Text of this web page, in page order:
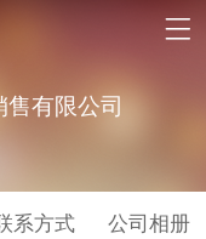
有限公司
系方式 公司相册